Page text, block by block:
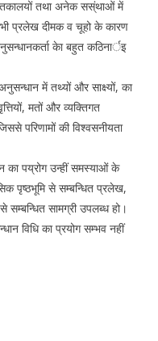
तथा अनेक सस्ंथाओं में
प्रलेख दीमक व चूहो के कारण
केा बहुत कठिनार्इ
में तथ्यों और साक्ष्यों, का
मतों और व्यक्तिगत
परिणामों की विश्वसनीयता
का पय्रोग उन्हीं समस्याओं के
पृष्ठभूमि से सम्बन्धित प्रलेख,
सम्बन्धित सामग्री उपलब्ध हो।
विधि का प्रयोग सम्भव नहीं